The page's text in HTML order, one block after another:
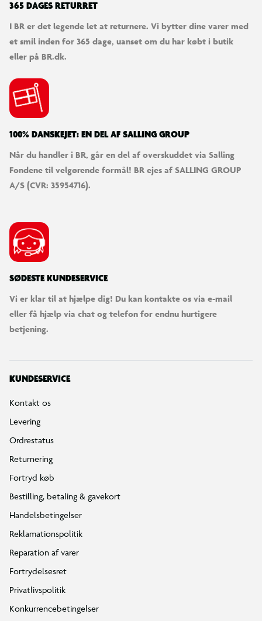
365 DAGES RETURRET
I BR er det legende let at returnere. Vi bytter dine varer med
et smil inden for 365 dage, uanset om du har købt i butik
eller på BR.dk.
100% DANSKEJET: EN DEL AF SALLING GROUP
Når du handler i BR, går en del af overskuddet via Salling
Fondene til velgørende formål! BR ejes af SALLING GROUP
A/S (CVR: 35954716).
SØDESTE KUNDESERVICE
Vi er klar til at hjælpe dig! Du kan kontakte os via e-mail
eller få hjælp via chat og telefon for endnu hurtigere
betjening.
KUNDESERVICE
Kontakt os
Levering
Ordrestatus
Returnering
Fortryd køb
Bestilling, betaling & gavekort
Handelsbetingelser
Reklamationspolitik
Reparation af varer
Fortrydelsesret
Privatlivspolitik
Konkurrencebetingelser